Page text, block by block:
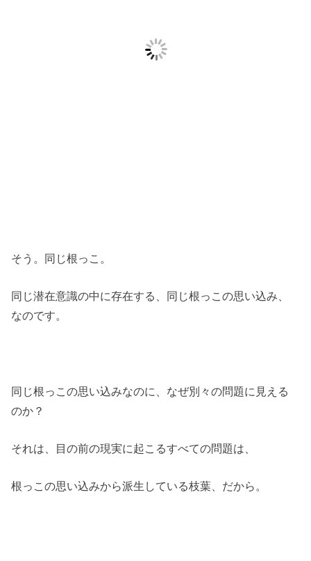
そう。同じ根っこ。
同じ潜在意識の中に存在する、同じ根っこの思い込み、
なのです。
同じ根っこの思い込みなのに、なぜ別々の問題に見える
のか？
それは、目の前の現実に起こるすべての問題は、
根っこの思い込みから派生している枝葉、だから。